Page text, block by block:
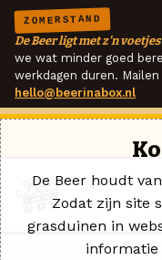
ZOMERSTAND
De Beer ligt met z'n
we wat minder goed
werkdagen duren.
hello@beerinabox.nl
De Beer houdt
Zodat zijn site
grasduinen in
informatie